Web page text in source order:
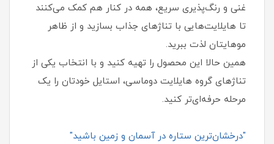
غنی و رنگ‌پذیری سریع، همه در کنار هم کمک می‌کنند
تا هایلایت‌هایی با تناژهای جذاب بسازید و از ظاهر
موهایتان لذت ببرید.
همین حالا این محصول را تهیه کنید و با انتخاب یکی از
تناژهای گروه هایلایت دوماسی، استایل خودتان را یک
مرحله حرفه‌ای‌تر کنید.
"درخشان‌ترین ستاره در آسمان و زمین باشید"